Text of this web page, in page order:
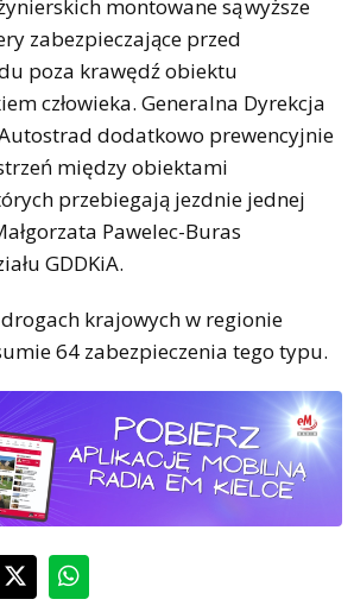
montowane są wyższe
zabezpieczające przed
poza krawędź obiektu
człowieka. Generalna Dyrekcja
dodatkowo prewencyjnie
między obiektami
przebiegają jezdnie jednej
Pawelec-Buras
GDDKiA.
krajowych w regionie
64 zabezpieczenia tego typu.